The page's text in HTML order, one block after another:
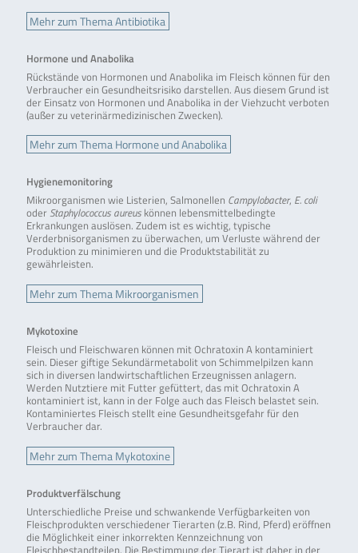
Mehr zum Thema Antibiotika
Hormone und Anabolika
Rückstände von Hormonen und Anabolika im Fleisch können für den
Verbraucher ein Gesundheitsrisiko darstellen. Aus diesem Grund ist
der Einsatz von Hormonen und Anabolika in der Viehzucht verboten
(außer zu veterinärmedizinischen Zwecken).
Mehr zum Thema Hormone und Anabolika
Hygienemonitoring
Mikroorganismen wie Listerien, Salmonellen Campylobacter, E. coli
oder Staphylococcus aureuskönnen lebensmittelbedingte
Erkrankungen auslösen. Zudem ist es wichtig, typische
Verderbnisorganismen zu überwachen, um Verluste während der
Produktion zu minimieren und die Produktstabilität zu
gewährleisten.
Mehr zum Thema Mikroorganismen
Mykotoxine
Fleisch und Fleischwaren können mit Ochratoxin A kontaminiert
sein. Dieser giftige Sekundärmetabolit von Schimmelpilzen kann
sich in diversen landwirtschaftlichen Erzeugnissen anlagern.
Werden Nutztiere mit Futter gefüttert, das mit Ochratoxin A
kontaminiert ist, kann in der Folge auch das Fleisch belastet sein.
Kontaminiertes Fleisch stellt eine Gesundheitsgefahr für den
Verbraucher dar.
Mehr zum Thema Mykotoxine
Produktverfälschung
Unterschiedliche Preise und schwankende Verfügbarkeiten von
Fleischprodukten verschiedener Tierarten (z.B. Rind, Pferd) eröffnen
die Möglichkeit einer inkorrekten Kennzeichnung von